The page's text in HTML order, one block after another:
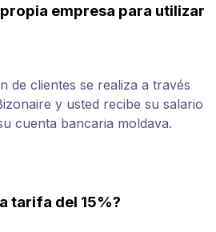
empresa para utilizar
de clientes se realiza a través
y usted recibe su salario
cuenta bancaria moldava.
tarifa del 15%?